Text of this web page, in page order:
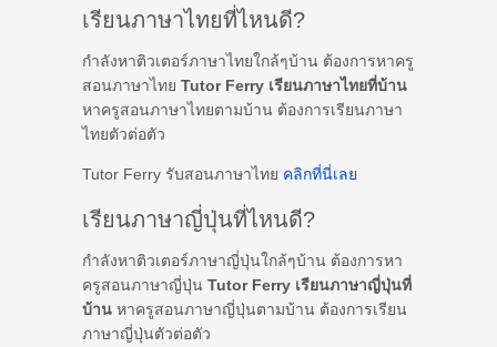
เรียนภาษาไทยที่ไหนดี?
กำลังหาติวเตอร์ภาษาไทยใกล้ๆบ้าน ต้องการหาครู
สอนภาษาไทย Tutor Ferry เรียนภาษาไทยที่บ้าน
หาครูสอนภาษาไทยตามบ้าน ต้องการเรียนภาษา
ไทยตัวต่อตัว
Tutor Ferry รับสอนภาษาไทย คลิกที่นี่เลย
เรียนภาษาญี่ปุ่นที่ไหนดี?
กำลังหาติวเตอร์ภาษาญี่ปุ่นใกล้ๆบ้าน ต้องการหา
ครูสอนภาษาญี่ปุ่น Tutor Ferry เรียนภาษาญี่ปุ่นที่
บ้าน หาครูสอนภาษาญี่ปุ่นตามบ้าน ต้องการเรียน
ภาษาญี่ปุ่นตัวต่อตัว